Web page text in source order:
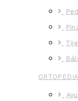
ORTOPEDIA